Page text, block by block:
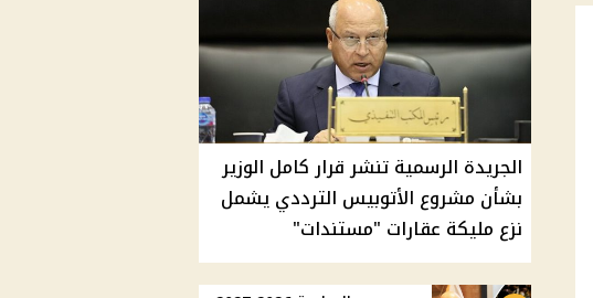
الجريدة الرسمية تنشر قرار كامل الوزير
بشأن مشروع الأتوبيس الترددي يشمل
نزع مليكة عقارات "مستندات"